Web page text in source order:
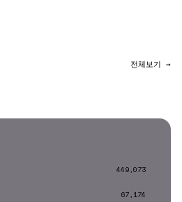
전체보기 →
449,073
67,174